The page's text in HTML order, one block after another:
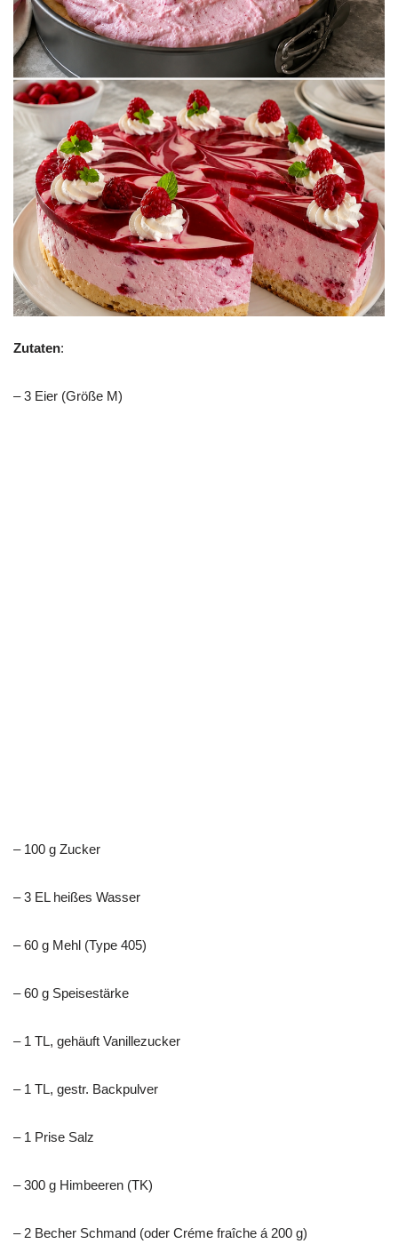
Zutaten:
– 3 Eier (Größe M)
– 100 g Zucker
– 3 EL heißes Wasser
– 60 g Mehl (Type 405)
– 60 g Speisestärke
– 1 TL, gehäuft Vanillezucker
– 1 TL, gestr. Backpulver
– 1 Prise Salz
– 300 g Himbeeren (TK)
– 2 Becher Schmand (oder Créme fraîche á 200 g)